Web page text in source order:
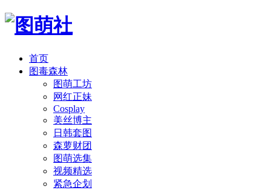
首页
图毒森林
图萌工坊
网红正妹
Cosplay
美丝博主
日韩套图
森萝财团
图萌选集
视频精选
紧急企划